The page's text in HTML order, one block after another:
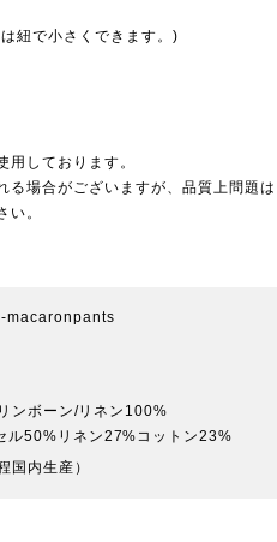
紐で小さくできます。)
用しております。
場合がございますが、品質上問題は
い。
macaronpants
ンボーン/リネン100%
ル50%リネン27%コットン23%
国内生産）